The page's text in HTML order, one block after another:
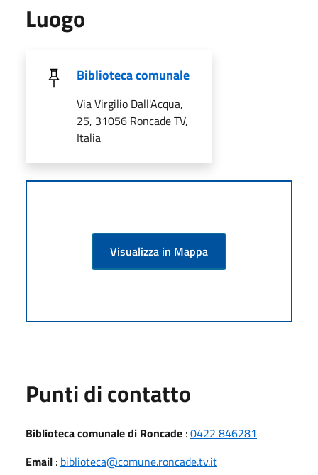
Luogo
Biblioteca comunale
Via Virgilio Dall'Acqua,
25, 31056 Roncade TV,
Italia
Visualizza in Mappa
Punti di contatto
Biblioteca comunale di Roncade :0422 846281
Email : biblioteca@comune.roncade.tv.it